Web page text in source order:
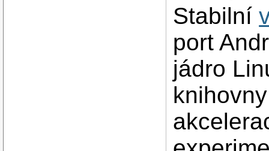
Stabilní
port
jádro